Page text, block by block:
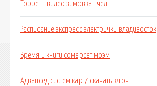
Торрент видео зимовка пчел
Расписание экспресс электрички владивосток
Время и книги сомерсет моэм
Адвансед систем кар 7 скачать ключ